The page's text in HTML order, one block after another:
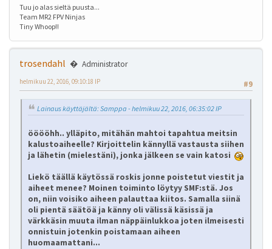
Tuu jo alas sieltä puusta...
Team MR2 FPV Ninjas
Tiny Whoop!!
trosendahl
Administrator
#9
helmikuu 22, 2016, 09:10:18 IP
Lainaus käyttäjältä: Samppa - helmikuu 22, 2016, 06:35:02 IP
ööööhh.. ylläpito, mitähän mahtoi tapahtua meitsin
kalustoaiheelle? Kirjoittelin kännyllä vastausta siihen
ja lähetin (mielestäni), jonka jälkeen se vain katosi
Liekö täällä käytössä roskis jonne poistetut viestit ja
aiheet menee? Moinen toiminto löytyy SMF:stä. Jos
on, niin voisiko aiheen palauttaa kiitos. Samalla siinä
oli pientä säätöä ja känny oli välissä käsissä ja
värkkäsin muuta ilman näppäinlukkoa joten ilmeisesti
onnistuin jotenkin poistamaan aiheen
huomaamattani...